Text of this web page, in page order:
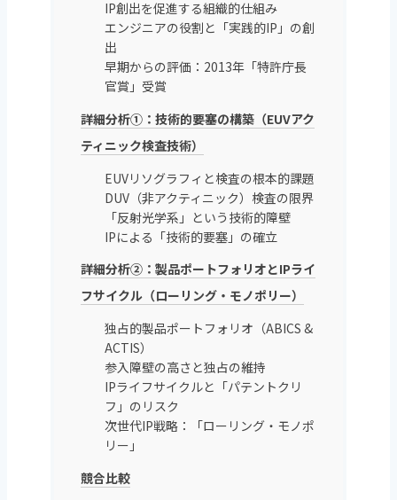
IP創出を促進する組織的仕組み
エンジニアの役割と「実践的IP」の創
出
早期からの評価：2013年「特許庁長
官賞」受賞
詳細分析①：技術的要塞の構築（EUVアク
ティニック検査技術）
EUVリソグラフィと検査の根本的課題
DUV（非アクティニック）検査の限界
「反射光学系」という技術的障壁
IPによる「技術的要塞」の確立
詳細分析②：製品ポートフォリオとIPライ
フサイクル（ローリング・モノポリー）
独占的製品ポートフォリオ（ABICS &
ACTIS）
参入障壁の高さと独占の維持
IPライフサイクルと「パテントクリ
フ」のリスク
次世代IP戦略：「ローリング・モノポ
リー」
競合比較